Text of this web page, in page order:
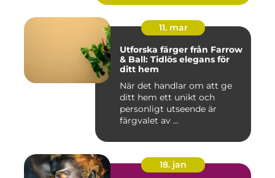
11. mar
Utforska färger från Farrow
& Ball: Tidlös elegans för
ditt hem
När det handlar om att ge
ditt hem ett unikt och
personligt utseende är
färgvalet av ...
18. jan